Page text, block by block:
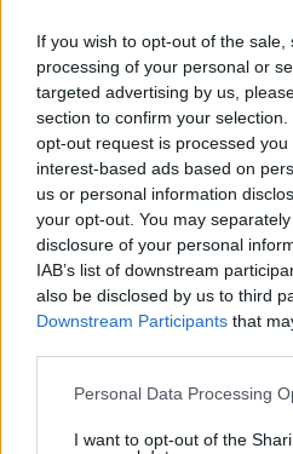
If you wish to opt-out of the
processing of your personal or
targeted advertising by us,
section to confirm your
opt-out request is processed
interest-based ads based on
us or personal information
your opt-out. You may
disclosure of your personal
IAB’s list of downstream
also be disclosed by us to third
Downstream Participants that
Please note that this website/
not limited to your visit or usage
Personal Data Processing
I want to opt-out of the
Οριοθετήθηκε η φωτιά στην
το 112, δείτε βίντεο
Το κοινοβούλιο του Ιράν
απαγορεύει σε αμερικανικά
διέλευση από τα Στενά του
πριν 5 λεπτά
Καλύτερη η εικόνα της
επιχειρούν μόνο επίγειες
πριν 6 λεπτά
Θα διάλεγε ο Ρωμαίος την
εφαρμογές αλλάζουν την
πριν 10 λεπτά
πριν 10 λεπτά